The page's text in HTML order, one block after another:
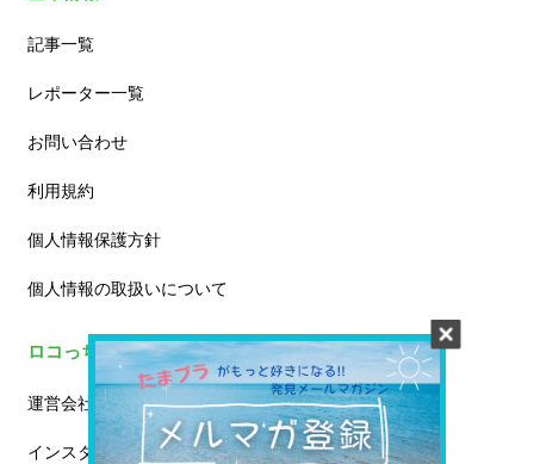
記事一覧
レポーター一覧
お問い合わせ
利用規約
個人情報保護方針
個人情報の取扱いについて
ロコっちについて
運営会社について
インスタPRプラン